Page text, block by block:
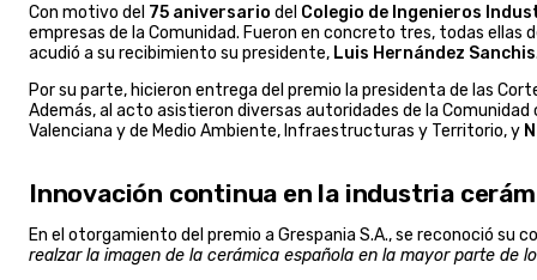
Con motivo del 75 aniversario del Colegio de Ingenieros
empresas de la Comunidad. Fueron en concreto tres, todas
acudió a su recibimiento su presidente, Luis Hernández Sanchis
Por su parte, hicieron entrega del premio la presidenta de las
Además, al acto asistieron diversas autoridades de la Comunidad
Valenciana y de Medio Ambiente, Infraestructuras y Territorio, y
Innovación continua en la industria
En el otorgamiento del premio a Grespania S.A., se reconoció su
realzar la imagen de la cerámica española en la mayor parte de